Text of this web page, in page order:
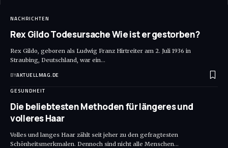
NACHRICHTEN
Rex Gildo Todesursache Wie ist er gestorben?
Rex Gildo, geboren als Ludwig Franz Hirtreiter am 2. Juli 1936 in
Straubing, Deutschland, war ein…
BYAKTUELLMAG.DE
GESUNDHEIT
Die beliebtesten Methoden für längeres und
volleres Haar
Volles und langes Haar zählt seit jeher zu den gefragtesten
Schönheitsmerkmalen. Dennoch sind nicht alle Menschen…